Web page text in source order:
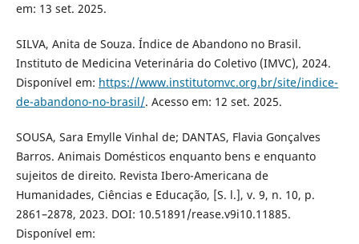
em: 13 set. 2025.
SILVA, Anita de Souza. Índice de Abandono no Brasil.
Instituto de Medicina Veterinária do Coletivo (IMVC), 2024.
Disponível em: https://www.institutomvc.org.br/site/indice-
de-abandono-no-brasil/. Acesso em: 12 set. 2025.
SOUSA, Sara Emylle Vinhal de; DANTAS, Flavia Gonçalves
Barros. Animais Domésticos enquanto bens e enquanto
sujeitos de direito. Revista Ibero-Americana de
Humanidades, Ciências e Educação, [S. l.], v. 9, n. 10, p.
2861–2878, 2023. DOI: 10.51891/rease.v9i10.11885.
Disponível em: